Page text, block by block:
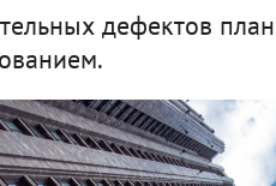
дефектов